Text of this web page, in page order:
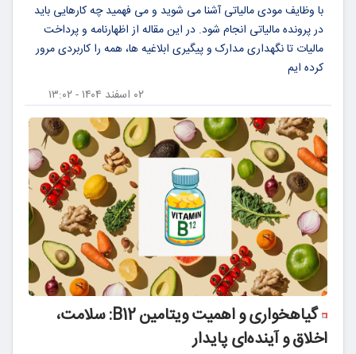
با وظایف مودی مالیاتی آشنا می شوید و می فهمید چه کارهایی باید
در پرونده مالیاتی انجام شود. در این مقاله از اظهارنامه و پرداخت
مالیات تا نگهداری مدارک و پیگیری ابلاغیه ها، همه را کاربردی مرور
کرده ایم
۰۲ اسفند ۱۴۰۴ - ۱۳:۰۲
گیاهخواری و اهمیت ویتامین B12: سلامت،
اخلاق و آینده‌ای پایدار